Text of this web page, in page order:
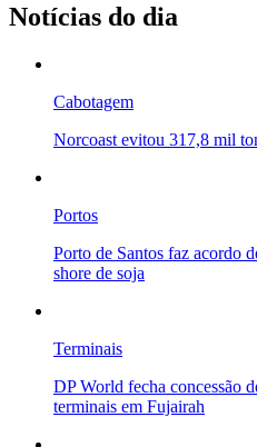
Notícias do dia
Cabotagem
Norcoast evitou 317,8 mil
Portos
Porto de Santos faz acordo
shore de soja
Terminais
DP World fecha concessão
terminais em Fujairah